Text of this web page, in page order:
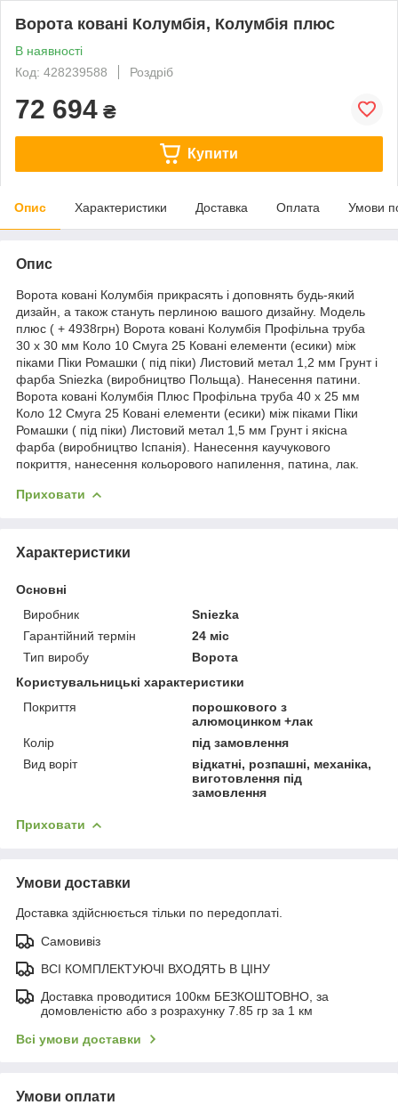
Ворота ковані Колумбія, Колумбія плюс
В наявності
Код: 428239588
Роздріб
72 694 ₴
Купити
Опис Характеристики Доставка Оплата Умови
Опис
Ворота ковані Колумбія прикрасять і доповнять будь-який
дизайн, а також стануть перлиною вашого дизайну. Модель
плюс ( + 4938грн) Ворота ковані Колумбія Профільна труба
30 х 30 мм Коло 10 Смуга 25 Ковані елементи (есики) між
піками Піки Ромашки ( під піки) Листовий метал 1,2 мм Грунт і
фарба Sniezka (виробництво Польща). Нанесення патини.
Ворота ковані Колумбія Плюс Профільна труба 40 х 25 мм
Коло 12 Смуга 25 Ковані елементи (есики) між піками Піки
Ромашки ( під піки) Листовий метал 1,5 мм Грунт і якісна
фарба (виробництво Іспанія). Нанесення каучукового
покриття, нанесення кольорового напилення, патина, лак.
Приховати
Характеристики
Основні
Виробник
Sniezka
Гарантійний термін
24 міс
Тип виробу
Ворота
Користувальницькі характеристики
Покриття
порошкового з
алюмоцинком +лак
Колір
під замовлення
Вид воріт
відкатні, розпашні, механіка,
виготовлення під
замовлення
Приховати
Умови доставки
Доставка здійснюється тільки по передоплаті.
Самовивіз
ВСІ КОМПЛЕКТУЮЧІ ВХОДЯТЬ В ЦІНУ
Доставка проводитися 100км БЕЗКОШТОВНО, за
домовленістю або з розрахунку 7.85 гр за 1 км
Всі умови доставки
Умови оплати